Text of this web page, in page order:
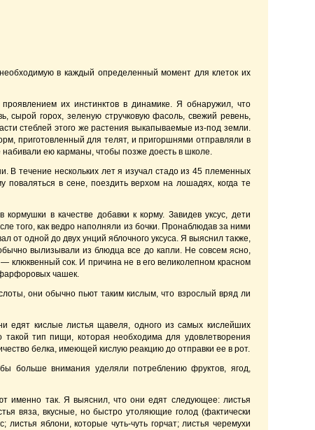
в каждый определенный момент для клеток их
их инстинктов в динамике. Я обнаружил, что
сырой горох, зеленую стручковую фасоль, свежий ревень,
стеблей этого же растения выкапываемые из-под земли.
приготовленный для телят, и пригоршнями отправляли в
ею карманы, чтобы позже доесть в школе.
В течение нескольких лет я изучал стадо из 45 племенных
в сене, поездить верхом на лошадях, когда те
в качестве добавки к корму. Завидев уксус, дети
того, как ведро наполняли из бочки. Пронаблюдав за ними
от одной до двух унций яблочного уксуса. Я выяснил также,
вылизывали из блюдца все до капли. Не совсем ясно,
клюквенный сок. И причина не в его великолепном красном
фарфоровых чашек.
они обычно пьют таким кислым, что взрослый вряд ли
едят кислые листья щавеля, одного из самых кислейших
такой тип пищи, которая необходима для удовлетворения
белка, имеющей кислую реакцию до отправки ее в рот.
больше внимания уделяли потреблению фруктов, ягод,
именно так. Я выяснил, что они едят следующее: листья
вяза, вкусные, но быстро утоляющие голод (фактически
яблони, которые чуть-чуть горчат; листья черемухи